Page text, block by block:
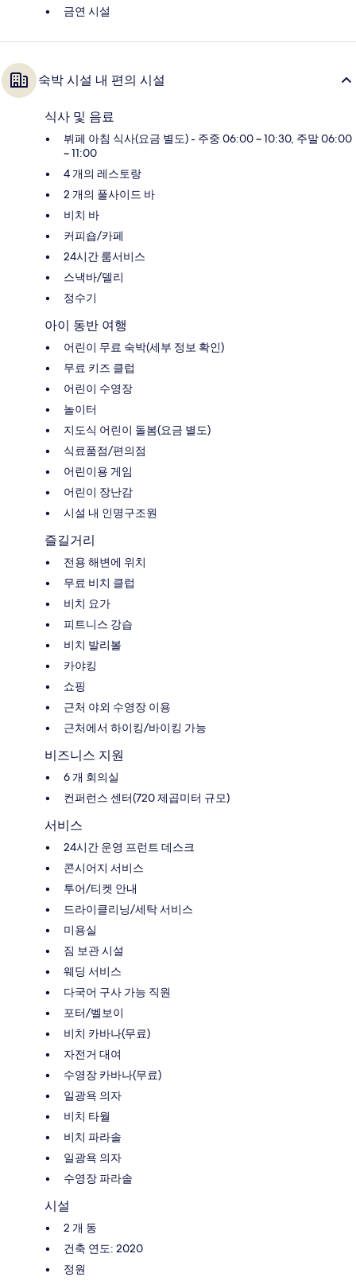
금연 시설
숙박 시설 내 편의 시설
식사 및 음료
뷔페 아침 식사(요금 별도) - 주중 06:00 ~ 10:30, 주말 06:00
~ 11:00
4 개의 레스토랑
2 개의 풀사이드 바
비치 바
커피숍/카페
24시간 룸서비스
스낵바/델리
정수기
아이 동반 여행
어린이 무료 숙박(세부 정보 확인)
무료 키즈 클럽
어린이 수영장
놀이터
지도식 어린이 돌봄(요금 별도)
식료품점/편의점
어린이용 게임
어린이 장난감
시설 내 인명구조원
즐길거리
전용 해변에 위치
무료 비치 클럽
비치 요가
피트니스 강습
비치 발리볼
카야킹
쇼핑
근처 야외 수영장 이용
근처에서 하이킹/바이킹 가능
비즈니스 지원
6 개 회의실
컨퍼런스 센터(720 제곱미터 규모)
서비스
24시간 운영 프런트 데스크
콘시어지 서비스
투어/티켓 안내
드라이클리닝/세탁 서비스
미용실
짐 보관 시설
웨딩 서비스
다국어 구사 가능 직원
포터/벨보이
비치 카바나(무료)
자전거 대여
수영장 카바나(무료)
일광욕 의자
비치 타월
비치 파라솔
일광욕 의자
수영장 파라솔
시설
2 개 동
건축 연도: 2020
정원